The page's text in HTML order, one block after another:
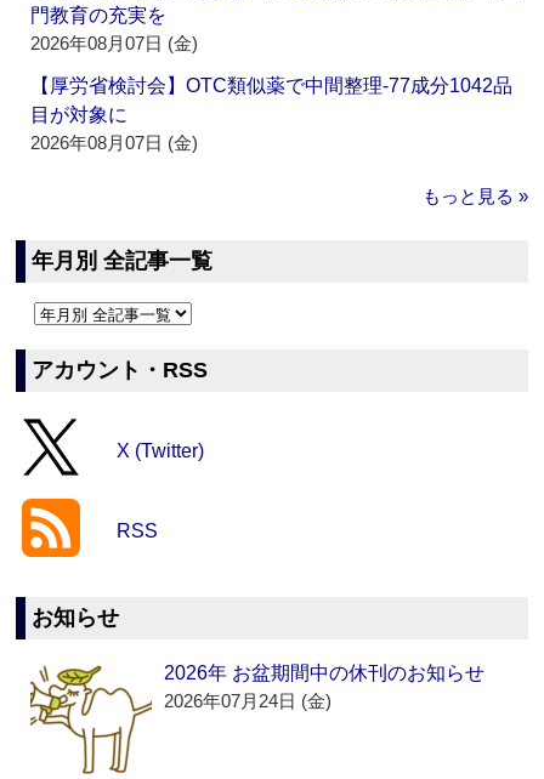
門教育の充実を
2026年08月07日 (金)
【厚労省検討会】OTC類似薬で中間整理‐77成分1042品
目が対象に
2026年08月07日 (金)
もっと見る »
年月別 全記事一覧
アカウント・RSS
X (Twitter)
RSS
お知らせ
2026年 お盆期間中の休刊のお知らせ
2026年07月24日 (金)